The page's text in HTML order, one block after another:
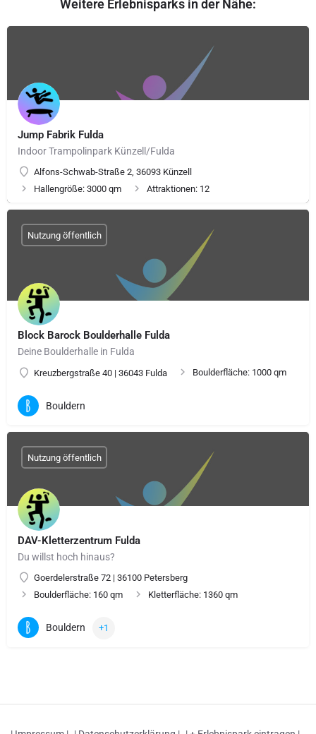
Weitere Erlebnisparks in der Nähe:
Jump Fabrik Fulda
Indoor Trampolinpark Künzell/Fulda
Alfons-Schwab-Straße 2, 36093 Künzell
Hallengröße: 3000 qm
Attraktionen: 12
Block Barock Boulderhalle Fulda
Deine Boulderhalle in Fulda
Kreuzbergstraße 40 | 36043 Fulda Boulderfläche: 1000 qm
Nutzung öffentlich
Bouldern
DAV-Kletterzentrum Fulda
Du willst hoch hinaus?
Goerdelerstraße 72 | 36100 Petersberg
Boulderfläche: 160 qm
Kletterfläche: 1360 qm
Nutzung öffentlich
Bouldern +1